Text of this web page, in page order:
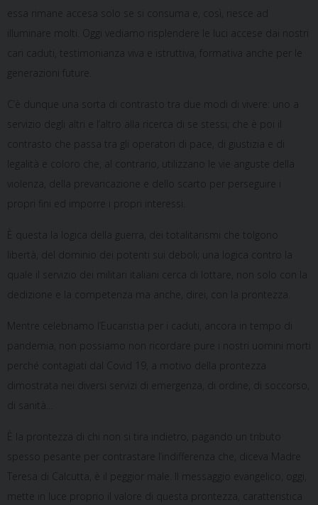
essa rimane accesa solo se si consuma e, così, riesce ad
illuminare molti. Oggi vediamo risplendere le luci accese dai nostri
cari caduti, testimonianza viva e istruttiva, formativa anche per le
generazioni future.
C’è dunque una sorta di contrasto tra due modi di vivere: uno a
servizio degli altri e l’altro alla ricerca di se stessi; che è poi il
contrasto che passa tra gli operatori di pace, di giustizia e di
legalità e coloro che, al contrario, utilizzano le vie anguste della
violenza, della prevaricazione e dello scarto per perseguire i
propri fini ed imporre i propri interessi.
È questa la logica della guerra, dei totalitarismi che tolgono
libertà, del dominio dei potenti sui deboli; una logica contro la
quale il servizio dei militari italiani cerca di lottare, non solo con la
dedizione e la competenza ma anche, direi, con la prontezza.
Mentre celebriamo l’Eucaristia per i caduti, ancora in tempo di
pandemia, non possiamo non ricordare pure i nostri uomini morti
perché contagiati dal Covid 19, a motivo della prontezza
dimostrata nei diversi servizi di emergenza, di ordine, di soccorso,
di sanità…
È la prontezza di chi non si tira indietro, pagando un tributo
spesso pesante per contrastare l’indifferenza che, diceva Madre
Teresa di Calcutta, è il peggior male. Il messaggio evangelico, oggi,
mette in luce proprio il valore di questa prontezza, caratteristica